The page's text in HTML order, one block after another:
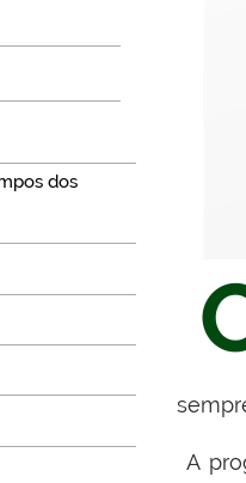
dos
A